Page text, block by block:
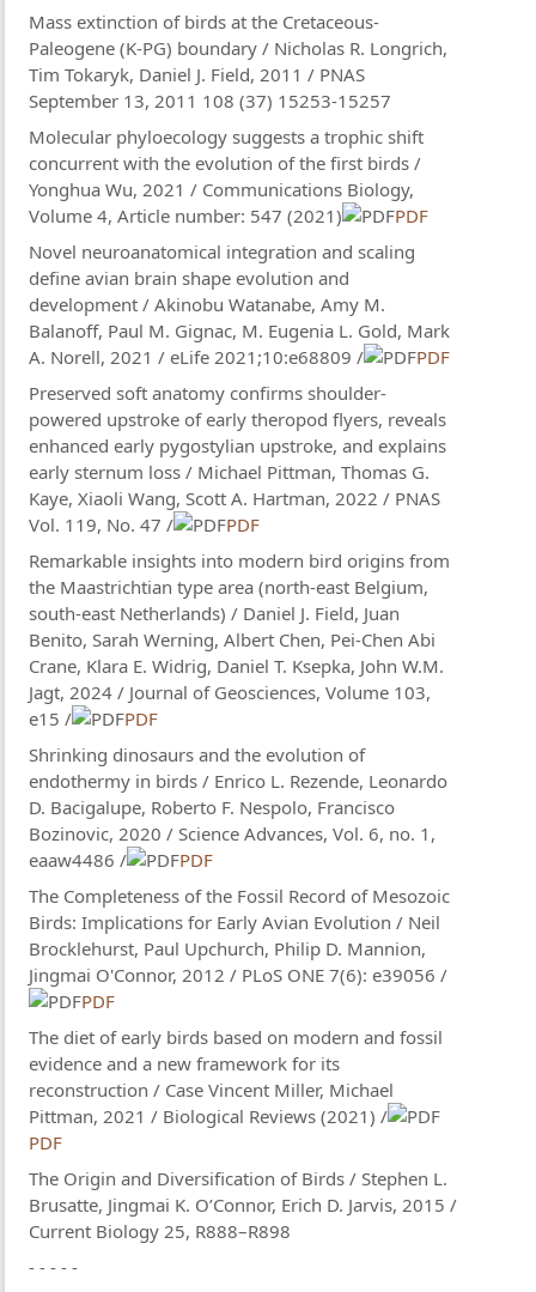
Mass extinction of birds at the Cretaceous-
Paleogene (K-PG) boundary / Nicholas R. Longrich,
Tim Tokaryk, Daniel J. Field, 2011 / PNAS
September 13, 2011 108 (37) 15253-15257
Molecular phyloecology suggests a trophic shift
concurrent with the evolution of the first birds /
Yonghua Wu, 2021 / Communications Biology,
Volume 4, Article number: 547 (2021)
PDF
Novel neuroanatomical integration and scaling
define avian brain shape evolution and
development / Akinobu Watanabe, Amy M.
Balanoff, Paul M. Gignac, M. Eugenia L. Gold, Mark
A. Norell, 2021 / eLife 2021;10:e68809 /
PDF
Preserved soft anatomy confirms shoulder-
powered upstroke of early theropod flyers, reveals
enhanced early pygostylian upstroke, and explains
early sternum loss / Michael Pittman, Thomas G.
Kaye, Xiaoli Wang, Scott A. Hartman, 2022 / PNAS
Vol. 119, No. 47 /
PDF
Remarkable insights into modern bird origins from
the Maastrichtian type area (north-east Belgium,
south-east Netherlands) / Daniel J. Field, Juan
Benito, Sarah Werning, Albert Chen, Pei-Chen Abi
Crane, Klara E. Widrig, Daniel T. Ksepka, John W.M.
Jagt, 2024 / Journal of Geosciences, Volume 103,
e15 /
PDF
Shrinking dinosaurs and the evolution of
endothermy in birds / Enrico L. Rezende, Leonardo
D. Bacigalupe, Roberto F. Nespolo, Francisco
Bozinovic, 2020 / Science Advances, Vol. 6, no. 1,
eaaw4486 /
PDF
The Completeness of the Fossil Record of Mesozoic
Birds: Implications for Early Avian Evolution / Neil
Brocklehurst, Paul Upchurch, Philip D. Mannion,
Jingmai O'Connor, 2012 / PLoS ONE 7(6): e39056 /
PDF
The diet of early birds based on modern and fossil
evidence and a new framework for its
reconstruction / Case Vincent Miller, Michael
Pittman, 2021 / Biological Reviews (2021) /
PDF
The Origin and Diversification of Birds / Stephen L.
Brusatte, Jingmai K. O’Connor, Erich D. Jarvis, 2015 /
Current Biology 25, R888–R898
- - - - -